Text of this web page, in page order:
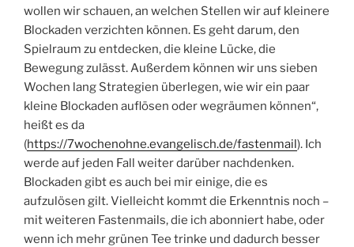
wollen wir schauen, an welchen Stellen wir auf kleinere
Blockaden verzichten können. Es geht darum, den
Spielraum zu entdecken, die kleine Lücke, die
Bewegung zulässt. Außerdem können wir uns sieben
Wochen lang Strategien überlegen, wie wir ein paar
kleine Blockaden auflösen oder wegräumen können“,
heißt es da
(https://7wochenohne.evangelisch.de/fastenmail). Ich
werde auf jeden Fall weiter darüber nachdenken.
Blockaden gibt es auch bei mir einige, die es
aufzulösen gilt. Vielleicht kommt die Erkenntnis noch –
mit weiteren Fastenmails, die ich abonniert habe, oder
wenn ich mehr grünen Tee trinke und dadurch besser